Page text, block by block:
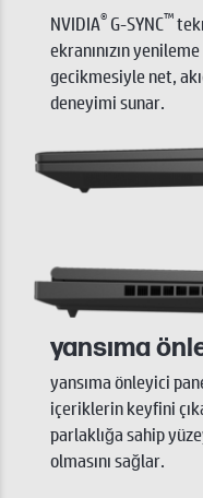
NVIDIA® G-SYNC™
ekranınızın
gecikmesiyle net,
deneyimi sunar.
yansıma
yansıma önleyici
içeriklerin keyfini
parlaklığa sahip
olmasını sağlar.